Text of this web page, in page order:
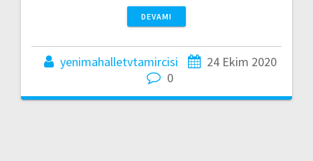
DEVAMI
yenimahalletvtamircisi
24 Ekim 2020
0